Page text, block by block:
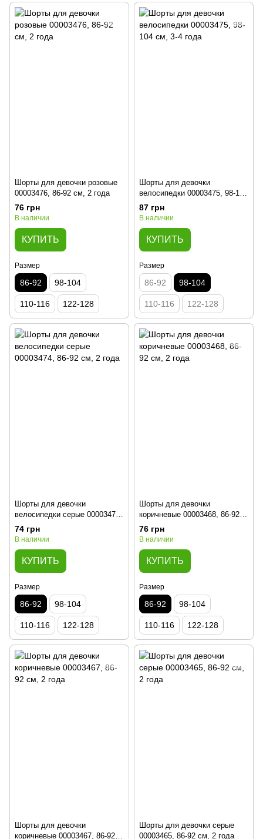
Шорты для девочки розовые
00003476, 86-92 см, 2 года
76 грн
В наличии
КУПИТЬ
Размер
86-92 98-104
110-116 122-128
Шорты для девочки
велосипедки 00003475, 98-104
см, 3-4 года
87 грн
В наличии
КУПИТЬ
Размер
86-92 98-104
110-116 122-128
Шорты для девочки
велосипедки серые 00003474,
86-92 см, 2 года
74 грн
В наличии
КУПИТЬ
Размер
86-92 98-104
110-116 122-128
Шорты для девочки
коричневые 00003468, 86-92
см, 2 года
76 грн
В наличии
КУПИТЬ
Размер
86-92 98-104
110-116 122-128
Шорты для девочки
коричневые 00003467, 86-92
Шорты для девочки серые
00003465, 86-92 см, 2 года